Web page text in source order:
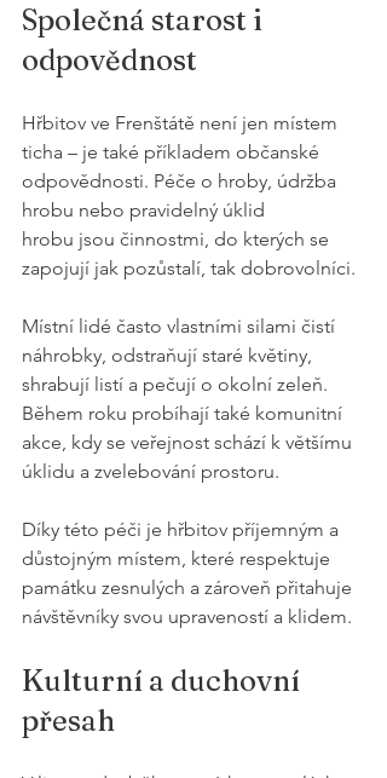
Společná starost i
odpovědnost
Hřbitov ve Frenštátě není jen místem
ticha – je také příkladem občanské
odpovědnosti. Péče o hroby, údržba
hrobu nebo pravidelný úklid
hrobu jsou činnostmi, do kterých se
zapojují jak pozůstalí, tak dobrovolníci.
Místní lidé často vlastními silami čistí
náhrobky, odstraňují staré květiny,
shrabují listí a pečují o okolní zeleň.
Během roku probíhají také komunitní
akce, kdy se veřejnost schází k většímu
úklidu a zvelebování prostoru.
Díky této péči je hřbitov příjemným a
důstojným místem, které respektuje
památku zesnulých a zároveň přitahuje
návštěvníky svou upraveností a klidem.
Kulturní a duchovní
přesah